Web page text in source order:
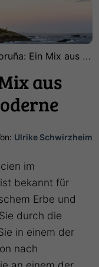
Ein Mix aus Historik und Moderne
aus
Ulrike Schwirzheim
im
bekannt für
Erbe und
durch die
in einem der
nach